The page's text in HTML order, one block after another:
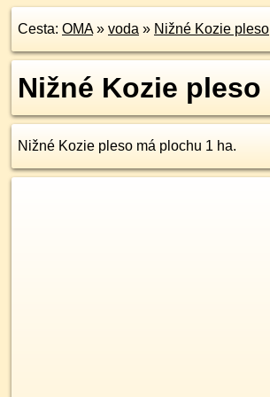
Cesta: OMA» voda » Nižné Kozie pleso
Nižné Kozie pleso
Nižné Kozie pleso má plochu 1 ha.